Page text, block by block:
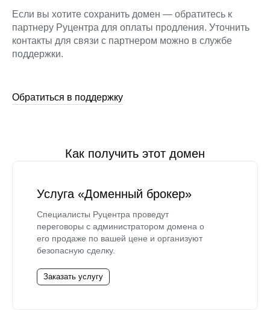
Если вы хотите сохранить домен — обратитесь к
партнеру Руцентра для оплаты продления. Уточнить
контакты для связи с партнером можно в службе
поддержки.
Обратиться в поддержку
Как получить этот домен
Услуга «Доменный брокер»
Специалисты Руцентра проведут
переговоры с администратором домена о
его продаже по вашей цене и организуют
безопасную сделку.
Заказать услугу